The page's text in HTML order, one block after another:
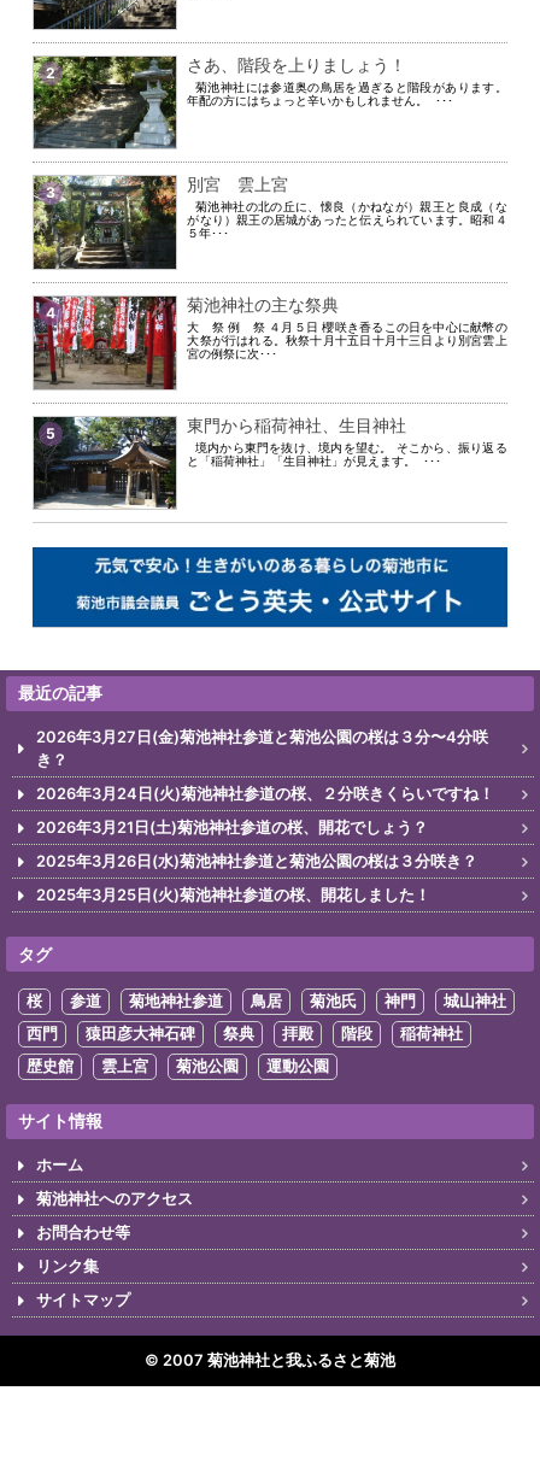
2 さあ、階段を上りましょう！
菊池神社には参道奥の鳥居を過ぎると階段があります。
年配の方にはちょっと辛いかもしれません。 ･･･
3 別宮 雲上宮
菊池神社の北の丘に、懐良（かねなが）親王と良成（な
がなり）親王の居城があったと伝えられています。昭和４
５年･･･
4 菊池神社の主な祭典
大 祭 例 祭 ４月５日 櫻咲き香るこの日を中心に献幣の
大祭が行はれる。秋祭十月十五日十月十三日より別宮雲上
宮の例祭に次･･･
5 東門から稲荷神社、生目神社
境内から東門を抜け、境内を望む。 そこから、振り返る
と「稲荷神社」「生目神社」が見えます。 ･･･
最近の記事
2026年3月27日(金)菊池神社参道と菊池公園の桜は３分〜4分咲
き？
2026年3月24日(火)菊池神社参道の桜、２分咲きくらいですね！
2026年3月21日(土)菊池神社参道の桜、開花でしょう？
2025年3月26日(水)菊池神社参道と菊池公園の桜は３分咲き？
2025年3月25日(火)菊池神社参道の桜、開花しました！
タグ
桜 参道 菊地神社参道 鳥居 菊池氏 神門
城山神社
西門
猿田彦大神石碑 祭典 拝殿 階段
稲荷神社
歴史館
雲上宮 菊池公園 運動公園
サイト情報
ホーム
菊池神社へのアクセス
お問合わせ等
リンク集
サイトマップ
© 2007 菊池神社と我ふるさと菊池